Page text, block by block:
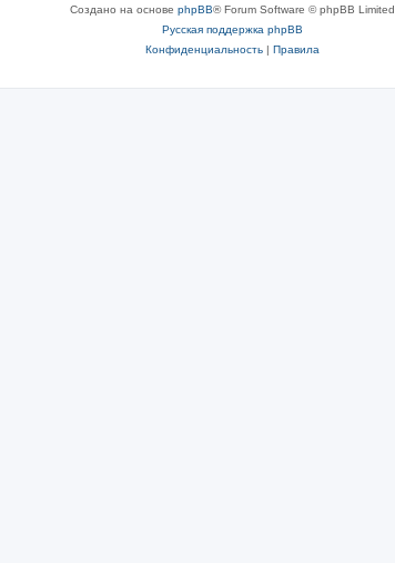
Создано на основе phpBB® Forum Software © phpBB Limited
Русская поддержка phpBB
Конфиденциальность| Правила